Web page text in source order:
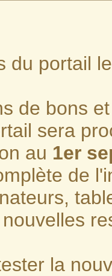
du portail
de bons
sera
au 1er
de
la